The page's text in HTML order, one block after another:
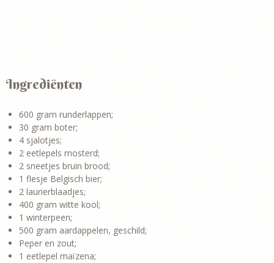
Ingrediënten
600 gram runderlappen;
30 gram boter;
4 sjalotjes;
2 eetlepels mosterd;
2 sneetjes bruin brood;
1 flesje Belgisch bier;
2 laurierblaadjes;
400 gram witte kool;
1 winterpeen;
500 gram aardappelen, geschild;
Peper en zout;
1 eetlepel maïzena;